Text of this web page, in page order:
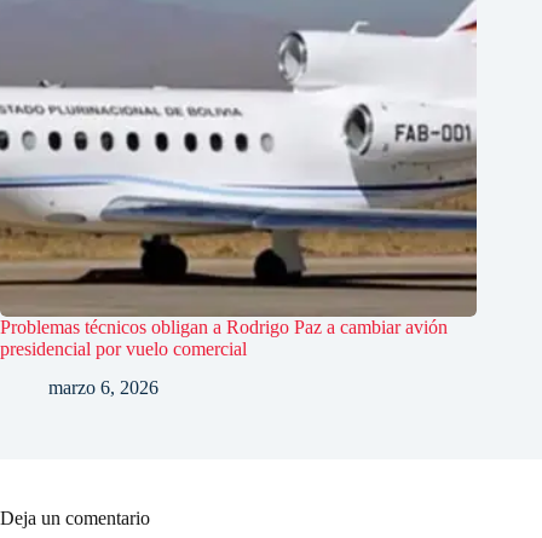
Problemas técnicos obligan a Rodrigo Paz a cambiar avión
presidencial por vuelo comercial
marzo 6, 2026
Deja un comentario